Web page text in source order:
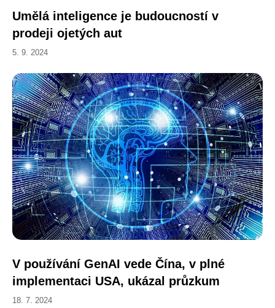
Umělá inteligence je budoucností v
prodeji ojetých aut
5. 9. 2024
V používání GenAI vede Čína, v plné
implementaci USA, ukázal průzkum
18. 7. 2024